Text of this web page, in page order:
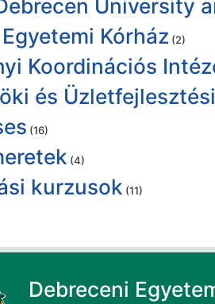
University
Kórház (2)
Koordinációs
és
(16)
(4)
kurzusok (11)
Debreceni